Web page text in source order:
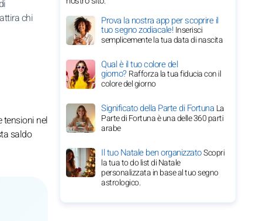
chi
tensioni nel
saldo
Prova la nostra app per scoprire il
tuo segno zodiacale!Inserisci
semplicemente la tua data di nascita
Qual è il tuo colore del
giorno?Rafforza la tua fiducia con il
colore del giorno
Significato della Parte di Fortuna La
Parte di Fortuna è una delle 360 parti
arabe
Il tuo Natale ben organizzatoScopri
la tua to do list di Natale
personalizzata in base al tuo segno
astrologico.